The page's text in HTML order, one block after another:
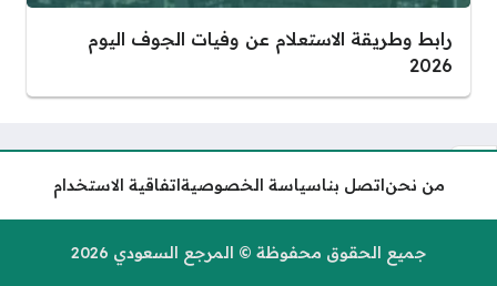
رابط وطريقة الاستعلام عن وفيات الجوف اليوم
2026
من نحناتصل بناسياسة الخصوصيةاتفاقية الاستخدام
جميع الحقوق محفوظة © المرجع السعودي 2026
طريقة نقل الكفالة عن طريق أبشر
2026 في النظام الجديد